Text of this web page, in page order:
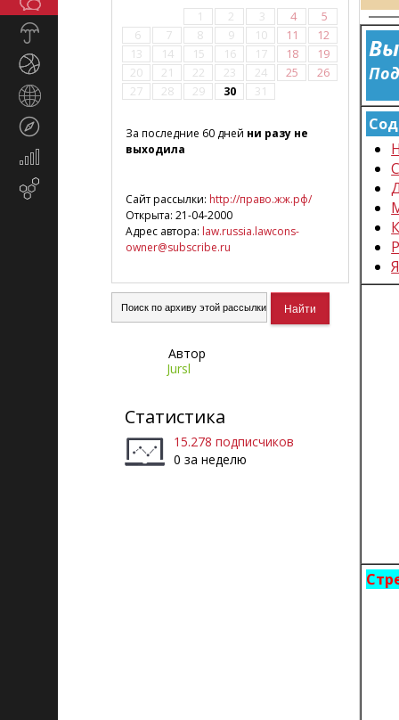
Экономика
маркетинг
1 2 3 4
5
6
7 8 9 10 11
12
13
14 15 16 17 18
19
20
21 22 23 24 25
26
27
28 29 30 31
За последние 60 дней ни разу не
выходила
Сайт рассылки: http://право.жж.рф/
Открыта: 21-04-2000
Адрес автора: law.russia.lawcons-
owner@subscribe.ru
Автор
Jursl
Статистика
15.278 подписчиков
0 за неделю